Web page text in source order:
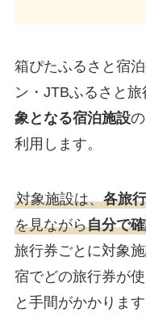
箱ぴたふるさと宿
ン・JTBふるさと
象となる宿泊施設
利用します。
対象施設は、各旅
を見ながら自分で
旅行券ごとに対象
宿でどの旅行券が
と手間がかかります